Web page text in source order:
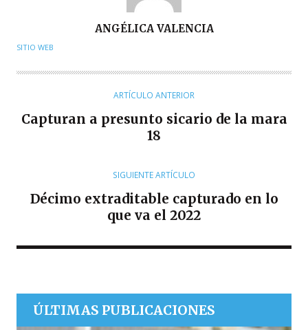
U
O
ANGÉLICA VALENCIA
SITIO WEB
ARTÍCULO ANTERIOR
Capturan a presunto sicario de la mara
18
SIGUIENTE ARTÍCULO
Décimo extraditable capturado en lo
que va el 2022
ÚLTIMAS PUBLICACIONES